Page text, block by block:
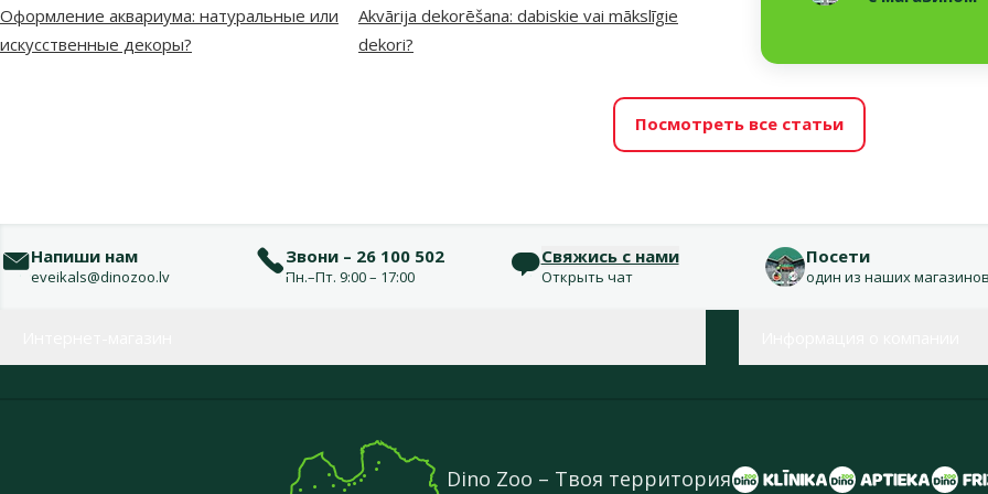
Оформление аквариума: натуральные или
искусственные декоры?
Akvārija dekorēšana: dabiskie vai mākslīgie
dekori?
Посмотреть все статьи
Напиши нам
eveikals@dinozoo.lv
Звони – 26 100 502
Пн.–Пт. 9:00 – 17:00
Свяжись с нами
Открыть чат
Посети
один из наших
Dino Zoo – Твоя территория